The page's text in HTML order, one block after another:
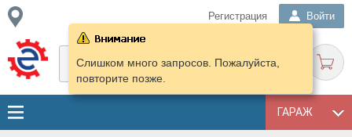
Регистрация Войти
ГАРАЖ
Слишком много запросов. Пожалуйста,
повторите позже.